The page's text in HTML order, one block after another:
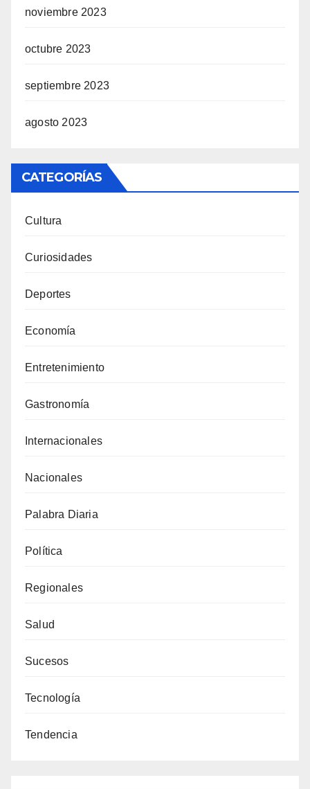
noviembre 2023
octubre 2023
septiembre 2023
agosto 2023
CATEGORÍAS
Cultura
Curiosidades
Deportes
Economía
Entretenimiento
Gastronomía
Internacionales
Nacionales
Palabra Diaria
Política
Regionales
Salud
Sucesos
Tecnología
Tendencia